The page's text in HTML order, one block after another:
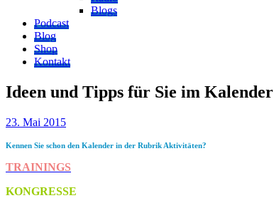
Blogs
Podcast
Blog
Shop
Kontakt
Ideen und Tipps für Sie im Kalender
23. Mai 2015
Kennen Sie schon den Kalender in der Rubrik Aktivitäten?
TRAININGS
KONGRESSE